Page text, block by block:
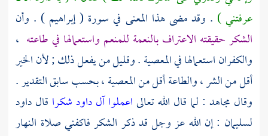
عرفتني ) . وقد مضى هذا المعنى في سورة ( إبراهيم ) . وأن
الشكر حقيقته الاعتراف بالنعمة للمنعم واستعمالها في طاعته ،
والكفران استعمالها في المعصية . وقليل من يفعل ذلك ; لأن الخير
أقل من الشر ، والطاعة أقل من المعصية ، بحسب سابق التقدير .
وقال مجاهد : لما قال الله تعالىاعملوا آل داود شكرا قالداود
لسليمان : إن الله عز وجل قد ذكر الشكر فاكفني صلاة النهار